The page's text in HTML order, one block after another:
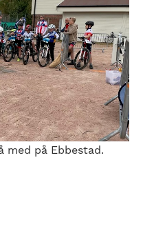
med på Ebbestad.